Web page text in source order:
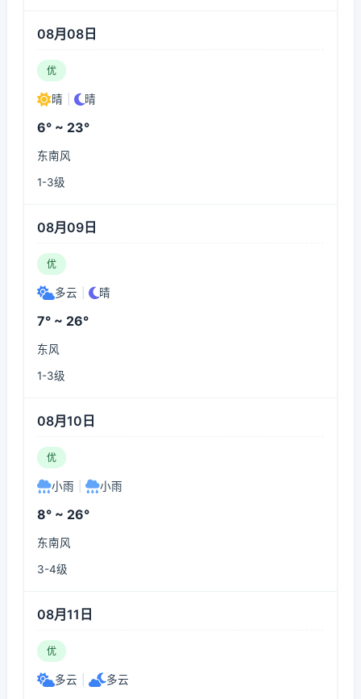
08月08日
优
晴 晴
6° ~ 23°
东南风
1-3级
08月09日
优
多云 晴
7° ~ 26°
东风
1-3级
08月10日
优
小雨 小雨
8° ~ 26°
东南风
3-4级
08月11日
优
多云 多云